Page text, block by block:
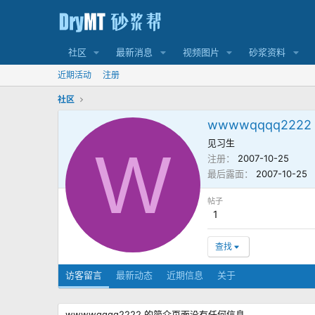
社区 最新消息 视频图片 砂浆资料
近期活动 注册
社区
W
wwwwqqqq2222
见习生
注册
2007-10-25
最后露面
2007-10-25
帖子
1
查找
访客留言 最新动态 近期信息 关于